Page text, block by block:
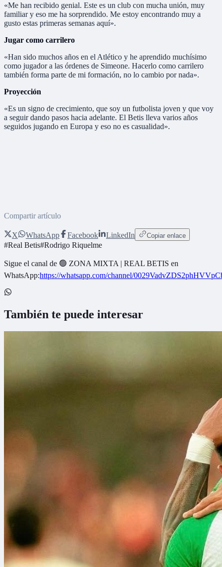
«Me han recibido genial. Este es un club con mucha unión, muy
familiar y eso me ha sorprendido. Me estoy encontrando muy a
gusto estas primeras semanas aquí».
Jugar como carrilero
«Han sido muchos años en el Atlético y he aprendido muchísimo
como jugador a las órdenes de Simeone. Hacerlo como carrilero
también forma parte de mi formación, no lo cambio por nada».
Proyección
«Es un signo de crecimiento, que soy un futbolista joven y que voy
a seguir dando pasos hacia adelante. El Betis lleva varios años
seguidos jugando en Europa y eso no es casualidad».
Compartir artículo
X WhatsApp Facebook LinkedIn Copiar enlace
#Real Betis#Rodrigo Riquelme
Sigue el canal de 🟢 ZONA MIXTA | REAL BETIS en
WhatsApp:https://whatsapp.com/channel/
También te puede interesar